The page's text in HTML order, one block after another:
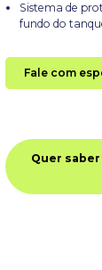
Sistema de
fundo do
Fale com
Quer